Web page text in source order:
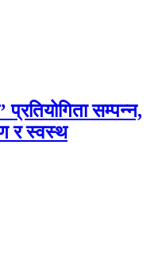
सम्पन्न,
र स्वस्थ